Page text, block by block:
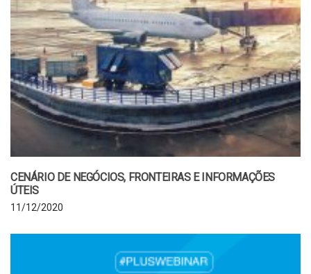
CENÁRIO DE NEGÓCIOS, FRONTEIRAS E INFORMAÇÕES
ÚTEIS
11/12/2020